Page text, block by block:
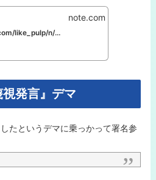
https://note.com/like_pulp/n/nd147135b53ad
note.com
発言』デマ
たというデマに乗っかって署名参